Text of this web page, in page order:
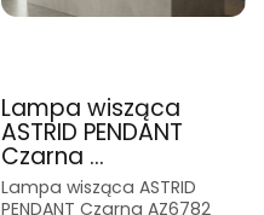
Lampa wisząca
ASTRID PENDANT
Czarna ...
Lampa wisząca ASTRID
PENDANT Czarna AZ6782